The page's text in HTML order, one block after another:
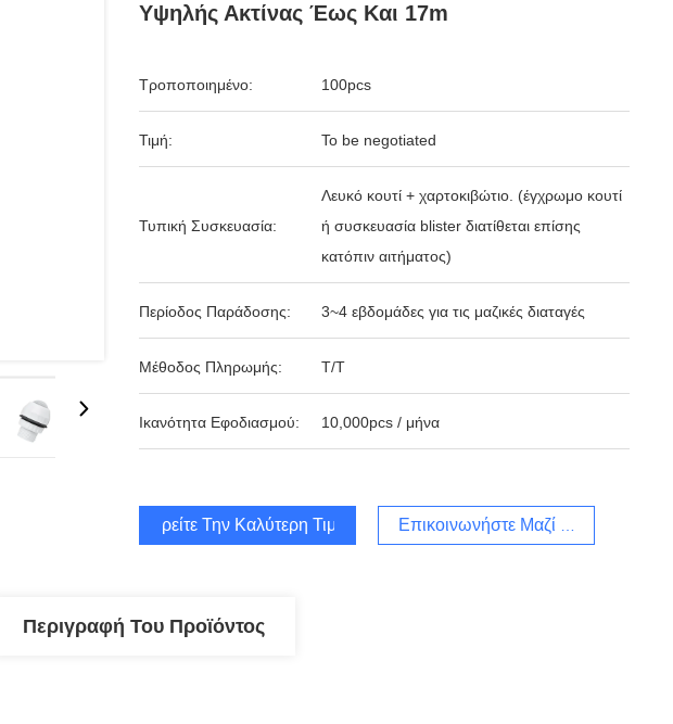
Υψηλής Ακτίνας Έως Και 17m
Τροποποιημένο: 100pcs
Τιμή: To be negotiated
Τυπική Συσκευασία:
Λευκό κουτί + χαρτοκιβώτιο. (έγχρωμο κουτί
ή συσκευασία blister διατίθεται επίσης
κατόπιν αιτήματος)
Περίοδος Παράδοσης: 3~4 εβδομάδες για τις μαζικές διαταγές
Μέθοδος Πληρωμής: T/T
Ικανότητα Εφοδιασμού: 10,000pcs / μήνα
Βρείτε Την Καλύτερη Τιμή Επικοινωνήστε Μαζί Μας
Περιγραφή Του Προϊόντος